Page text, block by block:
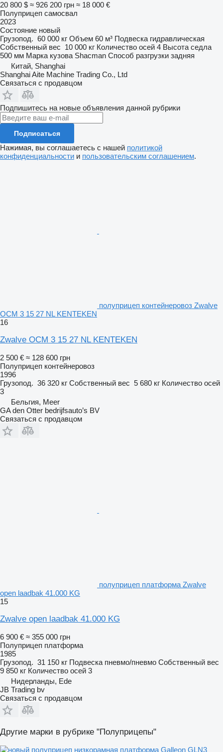
20 800 $ ≈ 926 200 грн ≈ 18 000 €
Полуприцеп самосвал
2023
Состояние новый
Грузопод. 60 000 кг Объем 60 м³ Подвеска гидравлическая
Собственный вес 10 000 кг Количество осей 4 Высота седла
500 мм Марка кузова Shacman Способ разгрузки задняя
Китай, Shanghai
Shanghai Aite Machine Trading Co., Ltd
Связаться с продавцом
Подпишитесь на новые объявления данной рубрики
Подписаться
Нажимая, вы соглашаетесь с нашей политикой
конфиденциальности и пользовательским соглашением.
полуприцеп контейнеровоз Zwalve
OCM 3 15 27 NL KENTEKEN
16
Zwalve OCM 3 15 27 NL KENTEKEN
2 500 € ≈ 128 600 грн
Полуприцеп контейнеровоз
1996
Грузопод. 36 320 кг Собственный вес 5 680 кг Количество осей
3
Бельгия, Meer
GA den Otter bedrijfsauto’s BV
Связаться с продавцом
полуприцеп платформа Zwalve
open laadbak 41.000 KG
15
Zwalve open laadbak 41.000 KG
6 900 € ≈ 355 000 грн
Полуприцеп платформа
1985
Грузопод. 31 150 кг Подвеска пневмо/пневмо Собственный вес
9 850 кг Количество осей 3
Нидерланды, Ede
JB Trading bv
Связаться с продавцом
Другие марки в рубрике "Полуприцепы"